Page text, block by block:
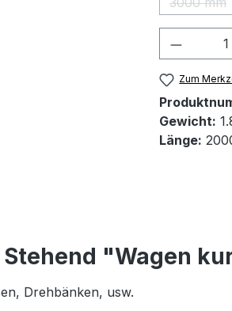
Zum
Gewicht:
Länge:
Stehend "Wagen
Drehbänken, usw.